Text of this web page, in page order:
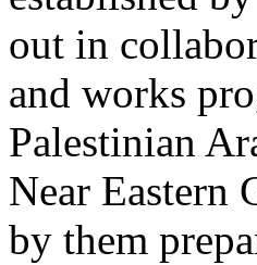
out in
and works
Palestinian
Near Eastern
by them